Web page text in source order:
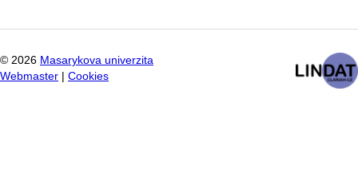
© 2026 Masarykova univerzita
Webmaster
Cookies